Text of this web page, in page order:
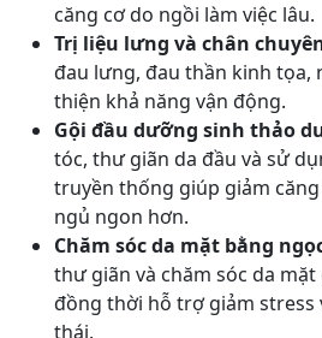
căng cơ do ngồi làm việc lâu.
Trị liệu lưng và chân
đau lưng, đau thần kinh tọa,
thiện khả năng vận động.
Gội đầu dưỡng sinh thảo
tóc, thư giãn da đầu và sử
truyền thống giúp giảm
ngủ ngon hơn.
Chăm sóc da mặt bằng
thư giãn và chăm sóc da
đồng thời hỗ trợ giảm stress
thái.